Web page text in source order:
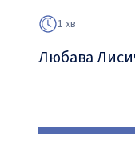
1 хв
Любава